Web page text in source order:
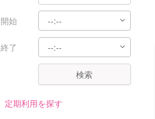
開始
終了
検索
定期利用を探す